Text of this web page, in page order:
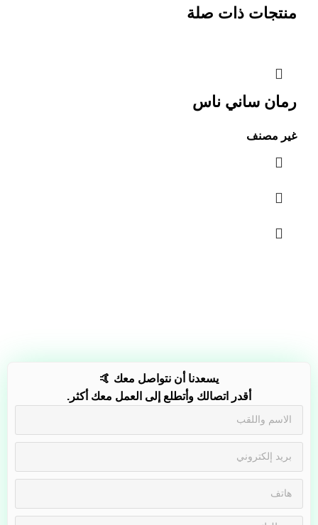
منتجات ذات صلة
رمان ساني ناس
غير مصنف
يسعدنا أن نتواصل معك 🤙
أقدر اتصالك وأتطلع إلى العمل معك أكثر.